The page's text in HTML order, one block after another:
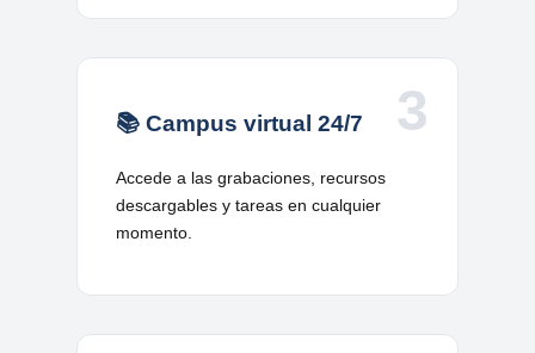
3
📚 Campus virtual 24/7
Accede a las grabaciones, recursos
descargables y tareas en cualquier
momento.